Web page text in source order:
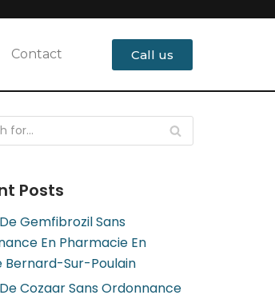
Contact Call us
Posts
Gemfibrozil Sans
En Pharmacie En
Bernard-Sur-Poulain
Cozaar Sans Ordonnance